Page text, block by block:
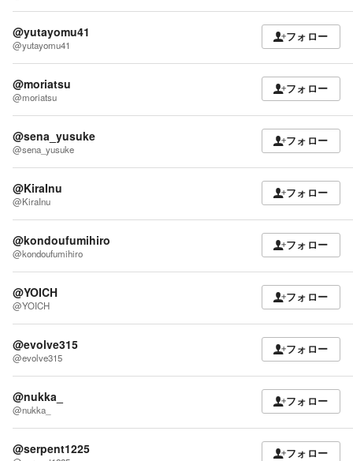
@yutayomu41
@yutayomu41
フォロー
@moriatsu
@moriatsu
フォロー
@sena_yusuke
@sena_yusuke
フォロー
@KiraInu
@KiraInu
フォロー
@kondoufumihiro
@kondoufumihiro
フォロー
@YOICH
@YOICH
フォロー
@evolve315
@evolve315
フォロー
@nukka_
@nukka_
フォロー
@serpent1225 フォロー